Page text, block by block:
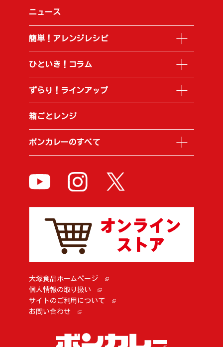
ニュース
簡単！アレンジレシピ
ひといき！コラム
ずらり！ラインアップ
箱ごとレンジ
ボンカレーのすべて
大塚食品ホームページ
個人情報の取り扱い
サイトのご利用について
お問い合わせ